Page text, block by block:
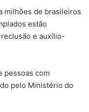
milhões de brasileiros
estão
e auxílio-
pessoas com
pelo Ministério do